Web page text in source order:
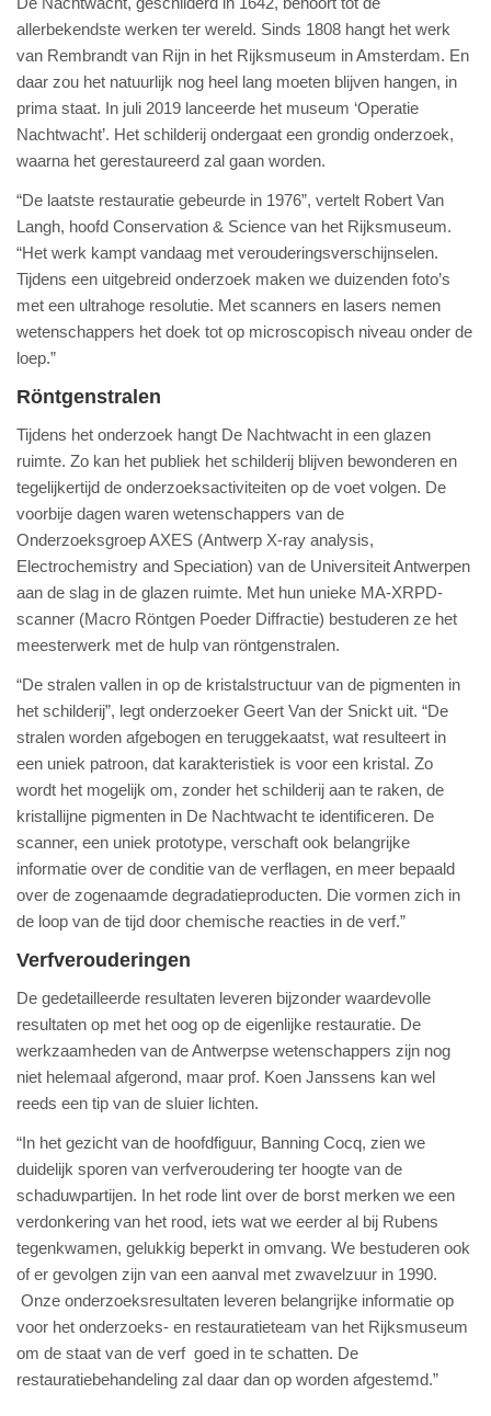
allerbekendste werken ter wereld. Sinds 1808 hangt het werk
van Rembrandt van Rijn in het Rijksmuseum in Amsterdam. En
daar zou het natuurlijk nog heel lang moeten blijven hangen, in
prima staat. In juli 2019 lanceerde het museum ‘Operatie
Nachtwacht’. Het schilderij ondergaat een grondig onderzoek,
waarna het gerestaureerd zal gaan worden.
“De laatste restauratie gebeurde in 1976”, vertelt Robert Van
Langh, hoofd Conservation & Science van het Rijksmuseum.
“Het werk kampt vandaag met verouderingsverschijnselen.
Tijdens een uitgebreid onderzoek maken we duizenden foto’s
met een ultrahoge resolutie. Met scanners en lasers nemen
wetenschappers het doek tot op microscopisch niveau onder de
loep.”
Röntgenstralen
Tijdens het onderzoek hangt De Nachtwacht in een glazen
ruimte. Zo kan het publiek het schilderij blijven bewonderen en
tegelijkertijd de onderzoeksactiviteiten op de voet volgen. De
voorbije dagen waren wetenschappers van de
Onderzoeksgroep AXES (Antwerp X-ray analysis,
Electrochemistry and Speciation) van de Universiteit Antwerpen
aan de slag in de glazen ruimte. Met hun unieke MA-XRPD-
scanner (Macro Röntgen Poeder Diffractie) bestuderen ze het
meesterwerk met de hulp van röntgenstralen.
“De stralen vallen in op de kristalstructuur van de pigmenten in
het schilderij”, legt onderzoeker Geert Van der Snickt uit. “De
stralen worden afgebogen en teruggekaatst, wat resulteert in
een uniek patroon, dat karakteristiek is voor een kristal. Zo
wordt het mogelijk om, zonder het schilderij aan te raken, de
kristallijne pigmenten in De Nachtwacht te identificeren. De
scanner, een uniek prototype, verschaft ook belangrijke
informatie over de conditie van de verflagen, en meer bepaald
over de zogenaamde degradatieproducten. Die vormen zich in
de loop van de tijd door chemische reacties in de verf.”
Verfverouderingen
De gedetailleerde resultaten leveren bijzonder waardevolle
resultaten op met het oog op de eigenlijke restauratie. De
werkzaamheden van de Antwerpse wetenschappers zijn nog
niet helemaal afgerond, maar prof. Koen Janssens kan wel
reeds een tip van de sluier lichten.
“In het gezicht van de hoofdfiguur, Banning Cocq, zien we
duidelijk sporen van verfveroudering ter hoogte van de
schaduwpartijen. In het rode lint over de borst merken we een
verdonkering van het rood, iets wat we eerder al bij Rubens
tegenkwamen, gelukkig beperkt in omvang. We bestuderen ook
of er gevolgen zijn van een aanval met zwavelzuur in 1990.
Onze onderzoeksresultaten leveren belangrijke informatie op
voor het onderzoeks- en restauratieteam van het Rijksmuseum
om de staat van de verf goed in te schatten. De
restauratiebehandeling zal daar dan op worden afgestemd.”